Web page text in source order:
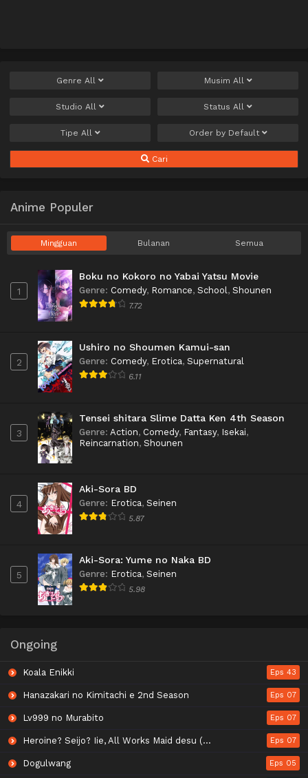
Genre All Musim All
Studio All Status All
Tipe All Order by Default
Cari
Anime Populer
Mingguan Bulanan Semua
1
Boku no Kokoro no Yabai Yatsu Movie
Genre: Comedy, Romance, School , Shounen
7.72
2
Ushiro no Shoumen Kamui-san
Genre: Comedy, Erotica, Supernatural
6.11
3
Tensei shitara Slime Datta Ken 4th Season
Genre: Action, Comedy, Fantasy, Isekai,
Reincarnation, Shounen
4
Aki-Sora BD
Genre: Erotica, Seinen
5.87
5
Aki-Sora: Yume no Naka BD
Genre: Erotica, Seinen
5.98
Ongoing
Koala Enikki Eps 43
Hanazakari no Kimitachi e 2nd Season Eps 07
Lv999 no Murabito Eps 07
Heroine? Seijo? Iie, All Works Maid desu (Hokori)! Eps 07
Dogulwang Eps 05